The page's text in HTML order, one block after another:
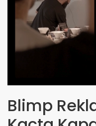
Blimp